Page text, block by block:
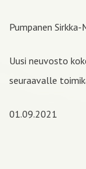
Pumpanen
Uusi neuvosto
seuraavalle
01.09.2021